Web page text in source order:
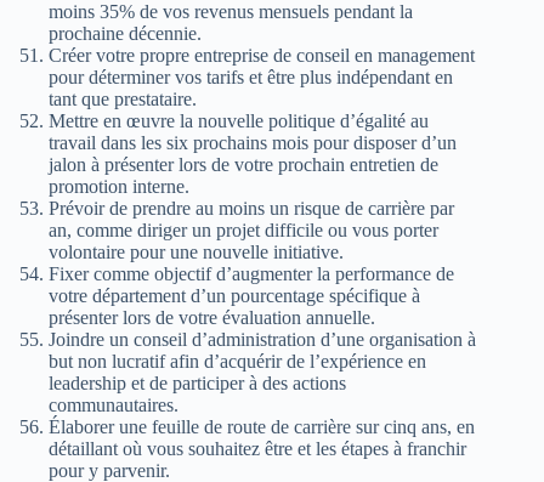
moins 35% de vos revenus mensuels pendant la
prochaine décennie.
Créer votre propre entreprise de conseil en management
pour déterminer vos tarifs et être plus indépendant en
tant que prestataire.
Mettre en œuvre la nouvelle politique d’égalité au
travail dans les six prochains mois pour disposer d’un
jalon à présenter lors de votre prochain entretien de
promotion interne.
Prévoir de prendre au moins un risque de carrière par
an, comme diriger un projet difficile ou vous porter
volontaire pour une nouvelle initiative.
Fixer comme objectif d’augmenter la performance de
votre département d’un pourcentage spécifique à
présenter lors de votre évaluation annuelle.
Joindre un conseil d’administration d’une organisation à
but non lucratif afin d’acquérir de l’expérience en
leadership et de participer à des actions
communautaires.
Élaborer une feuille de route de carrière sur cinq ans, en
détaillant où vous souhaitez être et les étapes à franchir
pour y parvenir.